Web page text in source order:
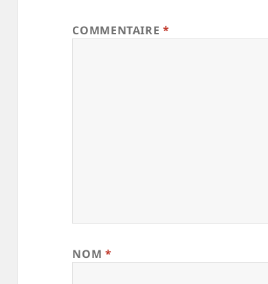
COMMENTAIRE*
NOM *